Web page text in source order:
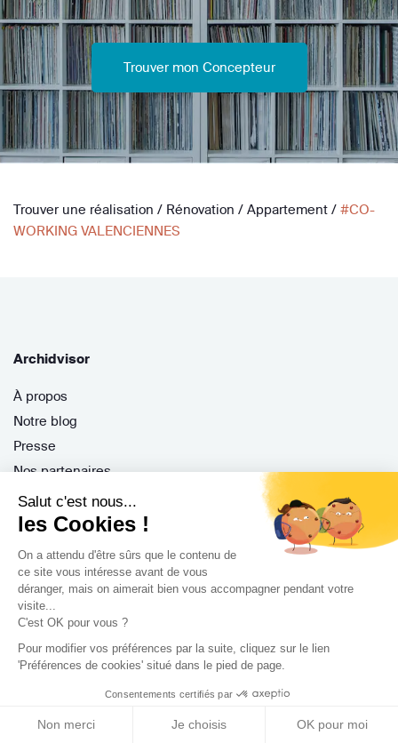
Salut c'est nous...
les Cookies !
On a attendu d'être sûrs que le contenu de
ce site vous intéresse avant de vous
déranger, mais on aimerait bien vous accompagner pendant votre
visite...
C'est OK pour vous ?
Pour modifier vos préférences par la suite, cliquez sur le lien
'Préférences de cookies' situé dans le pied de page.
Consentements certifiés par
Non merci Je choisis OK pour moi
Trouver mon Concepteur
Trouver une réalisation / Rénovation / Appartement / #CO-
WORKING VALENCIENNES
Archidvisor
À propos
Notre blog
Presse
Nos partenaires
Nous contacter
CGV / CGU
Gestion des cookies
Comment ça marche ?
Questions fréquentes
Mission de conseil